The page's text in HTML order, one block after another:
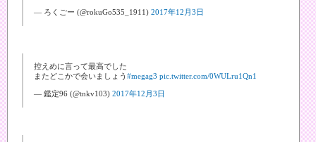
— ろくごー (@rokuGo535_1911) 2017年12月3日
控えめに言って最高でした
またどこかで会いましょう #megag3 pic.twitter.com/0WULru1Qn1
— 鑑定96 (@tnkv103) 2017年12月3日